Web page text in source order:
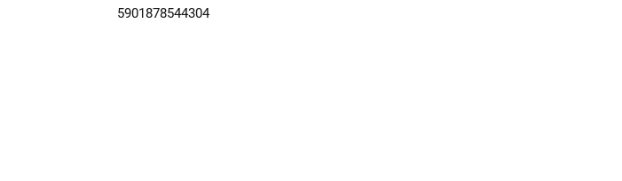
5901878544304